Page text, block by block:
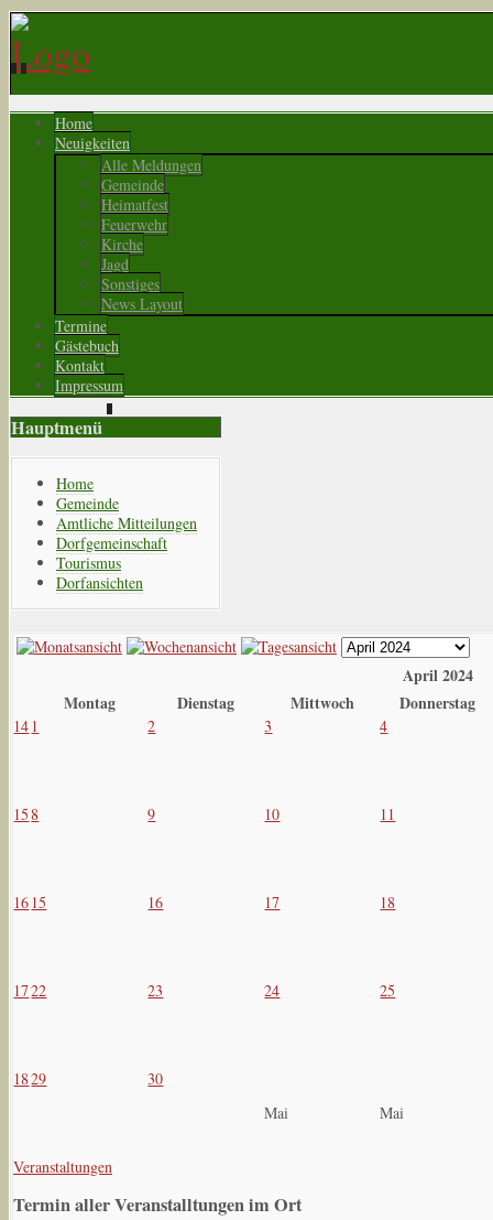
Home
Neuigkeiten
Alle Meldungen
Gemeinde
Heimatfest
Feuerwehr
Kirche
Jagd
Sonstiges
News Layout
Termine
Gästebuch
Kontakt
Impressum
Hauptmenü
Home
Gemeinde
Amtliche Mitteilungen
Dorfgemeinschaft
Tourismus
Dorfansichten
April 2024
Montag
Dienstag Mittwoch Donnerstag
14 1 2 3 4
158 9 10 11
16 15 16 17 18
1722 23 24 25
1829
30
Mai
Mai
Veranstaltungen
Termin aller Veranstalltungen im Ort